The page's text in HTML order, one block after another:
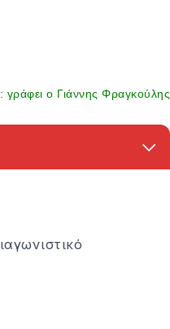
ο Γιάννης Φραγκούλης